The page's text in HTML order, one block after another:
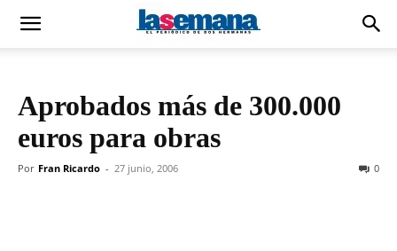
Aprobados más de 300.000
euros para obras
Por Fran Ricardo - 27 junio, 2006 0